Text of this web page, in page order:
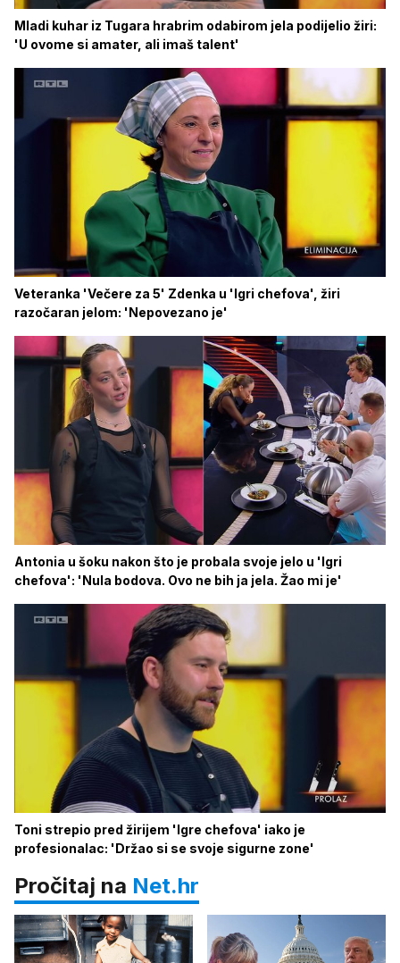
Mladi kuhar iz Tugara hrabrim odabirom jela podijelio žiri:
'U ovome si amater, ali imaš talent'
Veteranka 'Večere za 5' Zdenka u 'Igri chefova', žiri
razočaran jelom: 'Nepovezano je'
Antonia u šoku nakon što je probala svoje jelo u 'Igri
chefova': 'Nula bodova. Ovo ne bih ja jela. Žao mi je'
Toni strepio pred žirijem 'Igre chefova' iako je
profesionalac: 'Držao si se svoje sigurne zone'
Pročitaj na Net.hr